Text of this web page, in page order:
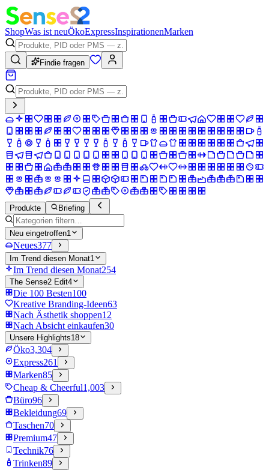
ShopWas ist neuÖkoExpressInspirationenMarken
Findie fragen
Produkte Briefing
Neu eingetroffen1
Neues377
Im Trend diesen Monat1
Im Trend diesen Monat254
The Sense2 Edit4
Die 100 Besten100
Kreative Branding-Ideen63
Nach Ästhetik shoppen12
Nach Absicht einkaufen30
Unsere Highlights18
Öko3,304
Express261
Marken85
Cheap & Cheerful1,003
Büro96
Bekleidung69
Taschen70
Premium47
Technik76
Trinken89